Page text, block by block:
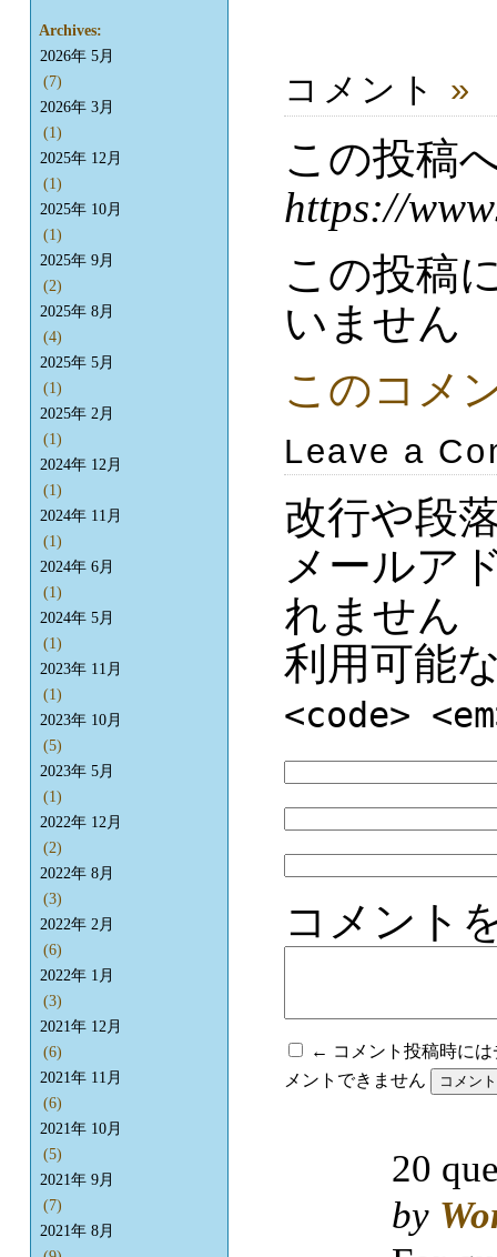
コメント »
この投稿
https://
この投稿
いません
このコメ
Leave a
改行や段
メールア
れません
利用可能
<code>
コメント
← コメント投稿時に
メントできません
Archives:
2026年 5月
(7)
2026年 3月
(1)
2025年 12月
(1)
2025年 10月
(1)
2025年 9月
(2)
2025年 8月
(4)
2025年 5月
(1)
2025年 2月
(1)
2024年 12月
(1)
2024年 11月
(1)
2024年 6月
(1)
2024年 5月
(1)
2023年 11月
(1)
2023年 10月
(5)
2023年 5月
(1)
2022年 12月
(2)
2022年 8月
(3)
2022年 2月
(6)
2022年 1月
(3)
2021年 12月
(6)
2021年 11月
(6)
2021年 10月
(5)
2021年 9月
(7)
2021年 8月
20
by